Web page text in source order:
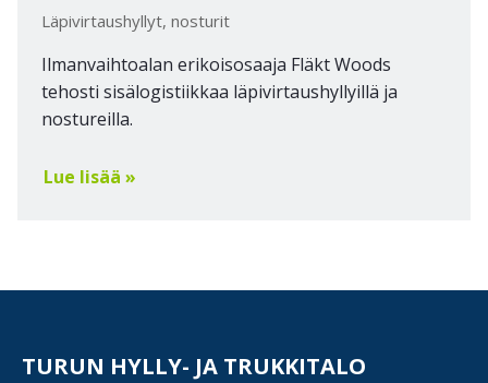
Läpivirtaushyllyt, nosturit
Ilmanvaihtoalan erikoisosaaja Fläkt Woods
tehosti sisälogistiikkaa läpivirtaushyllyillä ja
nostureilla.
Lue lisää »
TURUN HYLLY- JA TRUKKITALO